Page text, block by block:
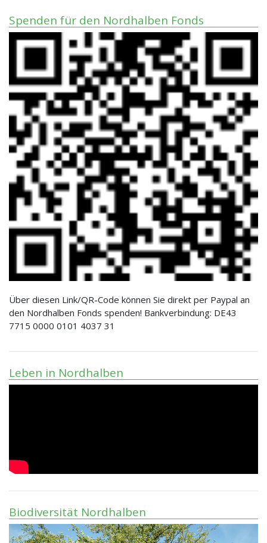
Spenden für den Nordhalben Fonds
Über diesen Link/QR-Code können Sie direkt per Paypal an
den Nordhalben Fonds spenden! Bankverbindung: DE43
7715 0000 0101 4037 31
Leben in Nordhalben
Biodiversität Nordhalben